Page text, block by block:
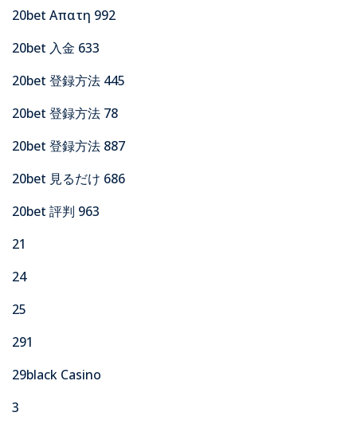
20bet Απατη 992
20bet 入金 633
20bet 登録方法 445
20bet 登録方法 78
20bet 登録方法 887
20bet 見るだけ 686
20bet 評判 963
21
24
25
291
29black Casino
3